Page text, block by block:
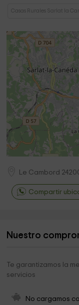
Casas Rurales Sarlat la
Le Cambord
Compartir
Nuestro
Te garantizamos la
servicios
No cargamos